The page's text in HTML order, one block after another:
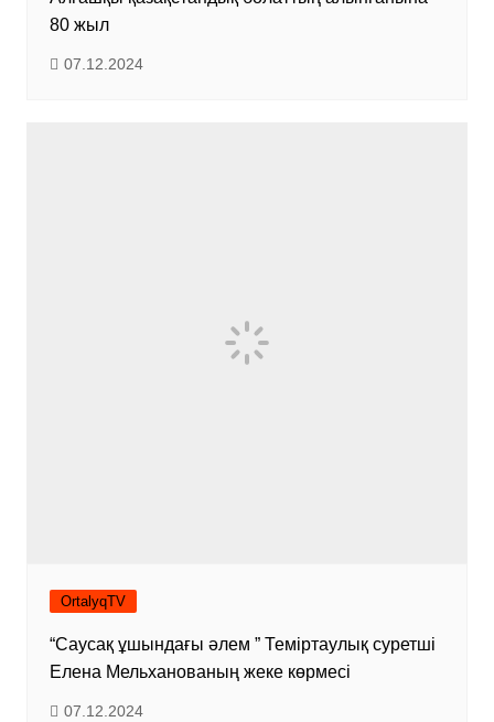
80 жыл
07.12.2024
OrtalyqTV
“Саусақ ұшындағы әлем ” Теміртаулық суретші
Елена Мельханованың жеке көрмесі
07.12.2024